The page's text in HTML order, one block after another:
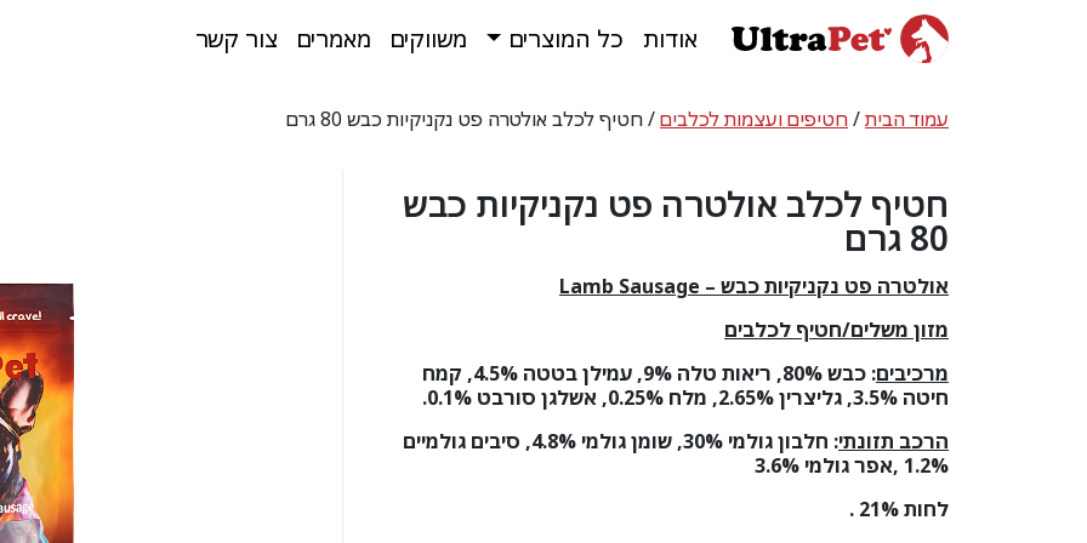
אודות כל המוצרים משווקים מאמרים צור קשר
עמוד הבית/חטיפים ועצמות לכלבים/ חטיף לכלב אולטרה פט נקניקיות כבש 80 גרם
חטיף לכלב אולטרה פט נקניקיות כבש
80 גרם
אולטרה פט נקניקיות כבש – Lamb Sausage
מזון משלים/חטיף לכלבים
מרכיבים:
כבש 80%, ריאות טלה 9%, עמילן בטטה 4.5%, קמח
חיטה 3.5%, גליצרין 2.65%, מלח 0.25%, אשלגן סורבט 0.1%
.
הרכב תזונתי: חלבון גולמי 30% ,שומן גולמי 4.8% , סיבים גולמיים
1.2%
,אפר גולמי 3.6%
לחות 21% .